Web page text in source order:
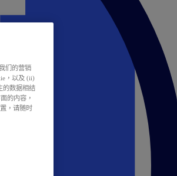
们的营销
，以及 (ii)
的数据相结
的内容，
，请随时